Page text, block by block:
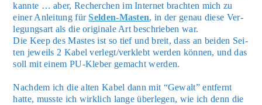
kann­te … aber, Recher­chen im Inter­net brach­ten mich zu
einer Anlei­tung fürSel­den-Mas­ten, in der genau die­se Ver­
le­gungs­art als die ori­gi­na­le Art beschrie­ben war.
Die Keep des Mas­tes ist so tief und breit, dass an bei­den Sei­
ten jeweils 2 Kabel verlegt/verklebt wer­den kön­nen, und das
soll mit einem PU-Kle­ber gemacht wer­den.
Nach­dem ich die alten Kabel dann mit “Gewalt” ent­fernt
hat­te, muss­te ich wirk­lich lan­ge über­le­gen, wie ich denn die